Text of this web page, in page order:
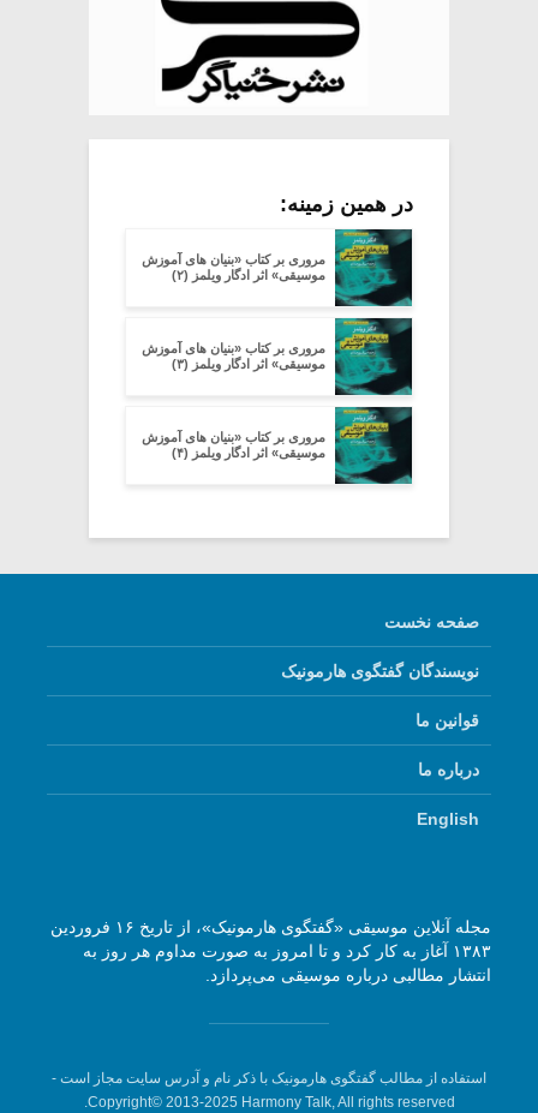
در همین زمینه:
مروری بر کتاب «بنیان های آموزش
موسیقی» اثر ادگار ویلمز (۲)
مروری بر کتاب «بنیان های آموزش
موسیقی» اثر ادگار ویلمز (۳)
مروری بر کتاب «بنیان های آموزش
موسیقی» اثر ادگار ویلمز (۴)
صفحه نخست
نویسندگان گفتگوی هارمونیک
قوانین ما
درباره ما
English
مجله آنلاین موسیقی «گفتگوی هارمونیک»، از تاریخ ۱۶ فروردین
۱۳۸۳ آغاز به کار کرد و تا امروز به صورت مداوم هر روز به
انتشار مطالبی درباره موسیقی می‌پردازد.
استفاده از مطالب گفتگوی هارمونیک با ذکر نام و آدرس سایت مجاز است -
Copyright© 2013-2025 Harmony Talk, All rights reserved.